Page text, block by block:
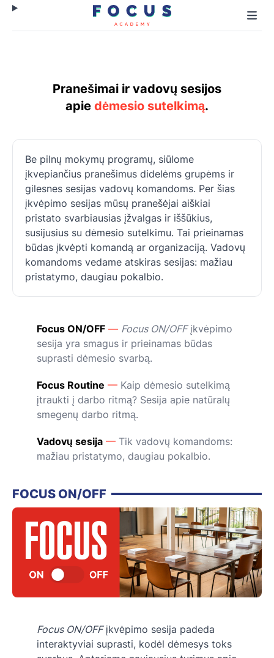
Pranešimai ir vadovų sesijos
apie dėmesio sutelkimą.
Be pilnų mokymų programų, siūlome
įkvepiančius pranešimus didelėms grupėms ir
gilesnes sesijas vadovų komandoms. Per šias
įkvėpimo sesijas mūsų pranešėjai aiškiai
pristato svarbiausias įžvalgas ir iššūkius,
susijusius su dėmesio sutelkimu. Tai prieinamas
būdas įkvėpti komandą ar organizaciją. Vadovų
komandoms vedame atskiras sesijas: mažiau
pristatymo, daugiau pokalbio.
Focus ON/OFF — Focus ON/OFFįkvėpimo
sesija yra smagus ir prieinamas būdas
suprasti dėmesio svarbą.
Focus Routine — Kaip dėmesio sutelkimą
įtraukti į darbo ritmą? Sesija apie natūralų
smegenų darbo ritmą.
Vadovų sesija — Tik vadovų komandoms:
mažiau pristatymo, daugiau pokalbio.
FOCUS ON/OFF
Focus ON/OFFįkvėpimo sesija padeda
interaktyviai suprasti, kodėl dėmesys toks